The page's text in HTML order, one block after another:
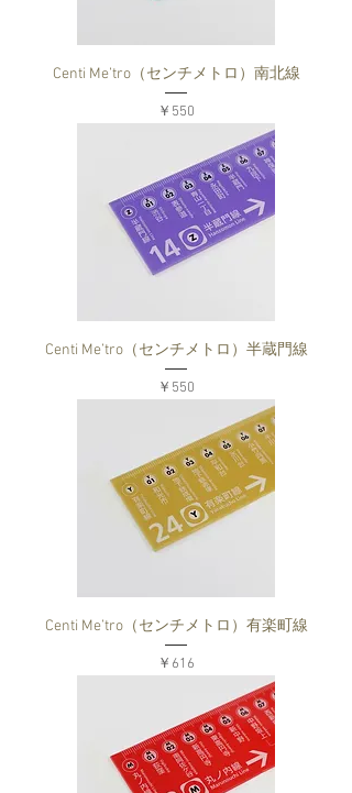
Centi Me’tro（センチメトロ）南北線
価格
￥550
Centi Me’tro（センチメトロ）半蔵門線
価格
￥550
Centi Me’tro（センチメトロ）有楽町線
価格
￥616